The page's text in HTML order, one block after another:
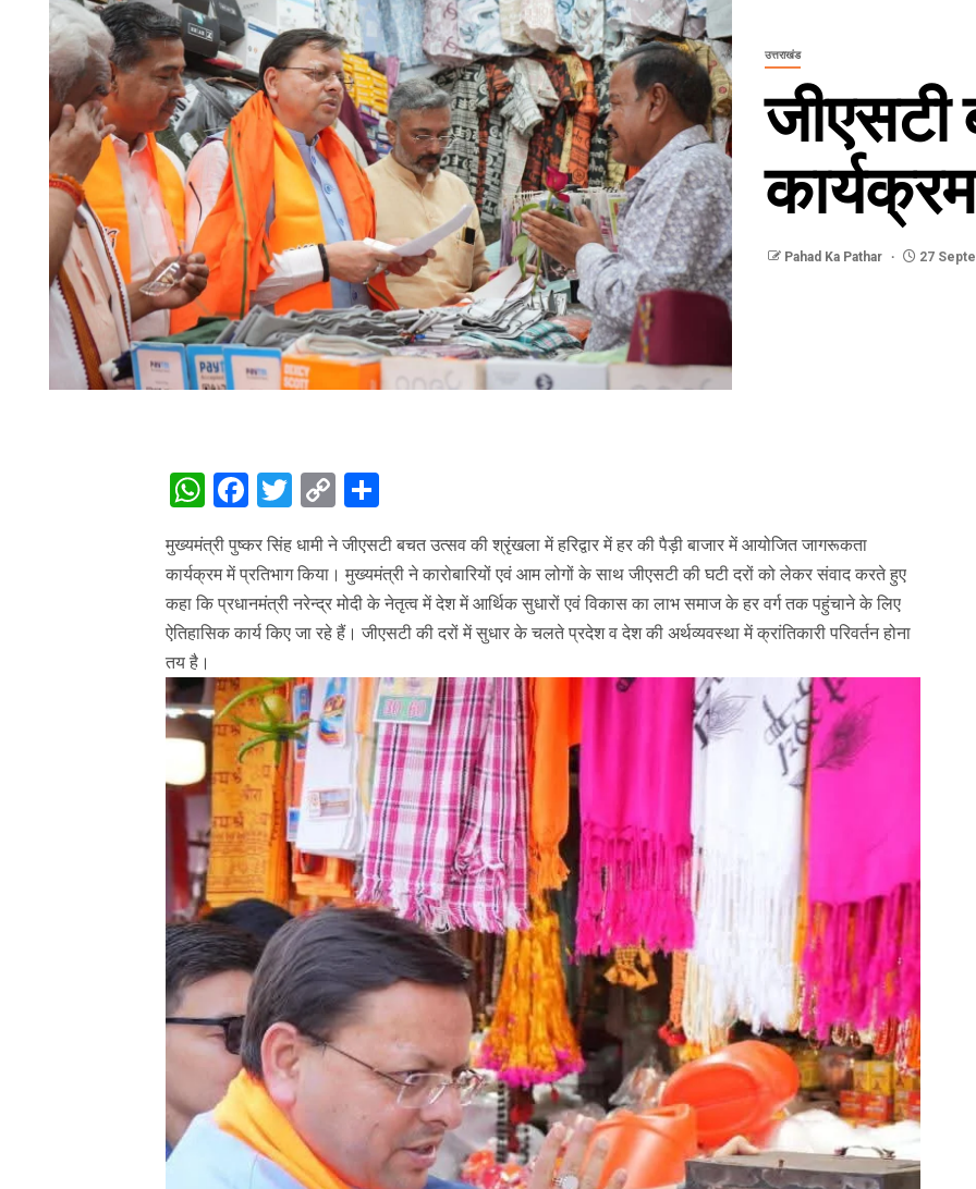
उत्तराखंड
Pahad Ka Pathar 27
WhatsApp
Facebook
Twitter
Copy
Link
Share
मुख्यमंत्री पुष्कर सिंह धामी ने जीएसटी बचत उत्सव की श्रृंखला में हरिद्वार में हर की पैड़ी बाजार में आयोजित जागरूकता
कार्यक्रम में प्रतिभाग किया। मुख्यमंत्री ने कारोबारियों एवं आम लोगों के साथ जीएसटी की घटी दरों को लेकर संवाद करते हुए
कहा कि प्रधानमंत्री नरेन्द्र मोदी के नेतृत्व में देश में आर्थिक सुधारों एवं विकास का लाभ समाज के हर वर्ग तक पहुंचाने के लिए
ऐतिहासिक कार्य किए जा रहे हैं। जीएसटी की दरों में सुधार के चलते प्रदेश व देश की अर्थव्यवस्था में क्रांतिकारी परिवर्तन होना
तय है।